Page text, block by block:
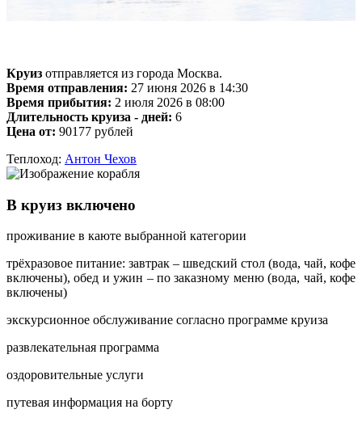
Круиз отправляется из города Москва.
Время отправления: 27 июня 2026 в 14:30
Время прибытия: 2 июля 2026 в 08:00
Длительность круиза - дней: 6
Цена от: 90177 рублей
Теплоход: Антон Чехов
В круиз включено
проживание в каюте выбранной категории
трёхразовое питание: завтрак – шведский стол (вода, чай, кофе
включены), обед и ужин – по заказному меню (вода, чай, кофе
включены)
экскурсионное обслуживание согласно программе круиза
развлекательная программа
оздоровительные услуги
путевая информация на борту